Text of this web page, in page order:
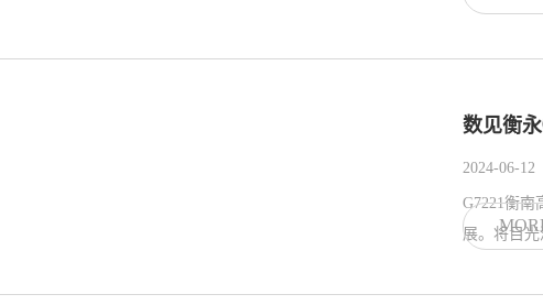
数见衡
2024-06-12
G7221衡南
展。将目